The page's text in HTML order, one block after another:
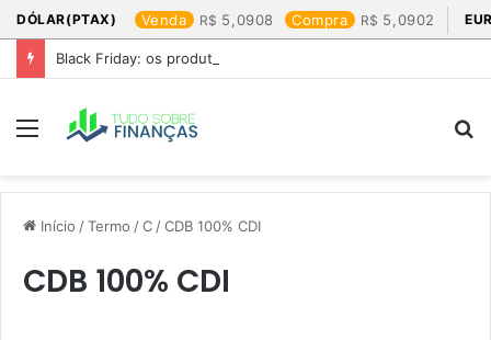
DÓLAR(PTAX) Venda 5,0908 Compra 5,0902
Black Friday: os produtos que mais valem a pena
Menu
Início /Termo /C /CDB 100% CDI
CDB 100% CDI